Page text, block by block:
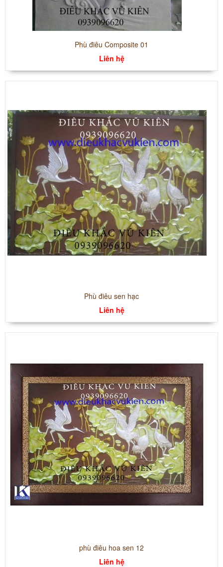
Phù điêu Composite 01
Liên hệ
Phù điêu sen hạc
Liên hệ
phù điêu hoa sen 12
Liên hệ